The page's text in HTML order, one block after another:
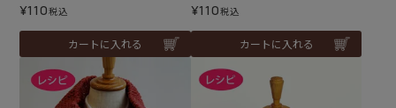
¥110税込
カートに入れる
¥110税込
カートに入れる